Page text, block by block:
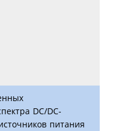
DC/DC-
питания